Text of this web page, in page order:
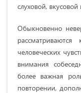
слуховой,
Обыкновенно
человеческих
внимания
более важная
повторении,